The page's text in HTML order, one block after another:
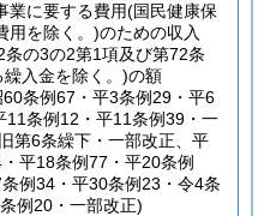
業に要する費用(国民健康保
用を除く。)のための収入
の3の2第1項及び第72条
入金を除く。)の額
条例67・平3条例29・平6
11条例12・平11条例39・一
第6条繰下・一部改正、平
平18条例77・平20条例
例34・平30条例23・令4条
例20・一部改正)